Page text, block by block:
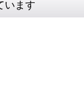
います